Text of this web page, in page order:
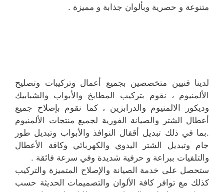
متنوعة و حصرية وبألوان جذابة و مميزة .
لدينا فنيين متخصصين بجميع أعمال وتركيبات وتصليح
الألمنيوم ، نقوم بتركيب المطابخ والأبواب والشبابيك
وديكور الالمنيوم والدرابزين ، كما نقوم بإصلاح جميع
أعطال الشتر والصيانة الفورية لجميع منتجات الألمنيوم
.بما في ذلك تبديل أقفال النوافذ والأبواب وتبديل طور
جام وتبديل الشتر اليدوي والكهربائي وكافة الأعطال
والتلفيات ببراعة و حرفية شديدة وفي سرعة فائقة .
ستحصل على خدمة الصيانة والإصلاح المتميزة والتركيب
كذلك مع توافر كافة الألوان والتصميمات الحديثة حسب